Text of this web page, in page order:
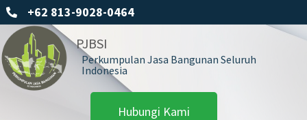
+62 813-9028-0464
PJBSI
Perkumpulan Jasa Bangunan Seluruh
Indonesia
Hubungi Kami